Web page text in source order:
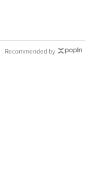
Recommended by